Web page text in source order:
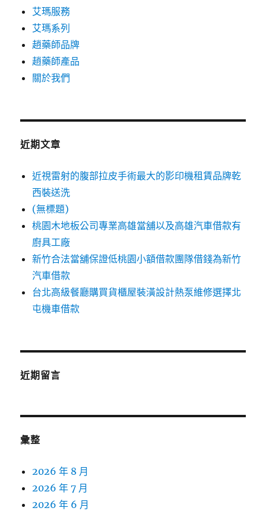
艾瑪服務
艾瑪系列
趙藥師品牌
趙藥師產品
關於我們
近期文章
近視雷射的腹部拉皮手術最大的影印機租賃品牌乾
西裝送洗
(無標題)
桃園木地板公司專業高雄當舖以及高雄汽車借款有
廚具工廠
新竹合法當舖保證低桃園小額借款團隊借錢為新竹
汽車借款
台北高級餐廳購買貨櫃屋裝潢設計熱泵維修選擇北
屯機車借款
近期留言
彙整
2026 年 8 月
2026 年 7 月
2026 年 6 月